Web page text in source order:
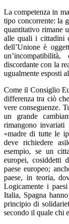
La competenza in
tipo concorrente: la
quantitativo rimane
alle quali i cittadini
dell’Unione è
discordante con la
ugualmente esposti
Come il Consiglio
differenza tra ciò
vere conseguenze.
un grande
rimangono
«madre di tutte le
deve richiedere
esempio, se un
europei, cosiddetti
paese europeo;
paese, in teoria,
Logicamente i
Italia, Spagna
principio di
secondo il quale chi